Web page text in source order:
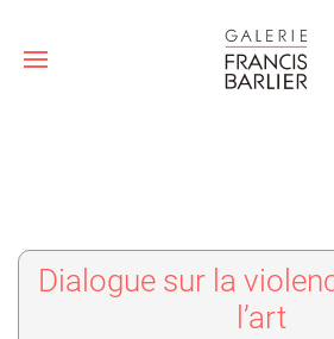
Dialogue sur la
l’art